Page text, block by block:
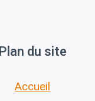
Plan du site
Accueil